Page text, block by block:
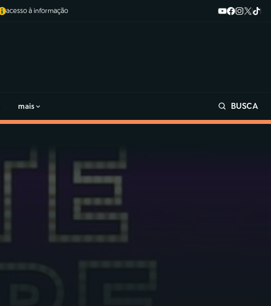
acesso à informação
mais BUSCA